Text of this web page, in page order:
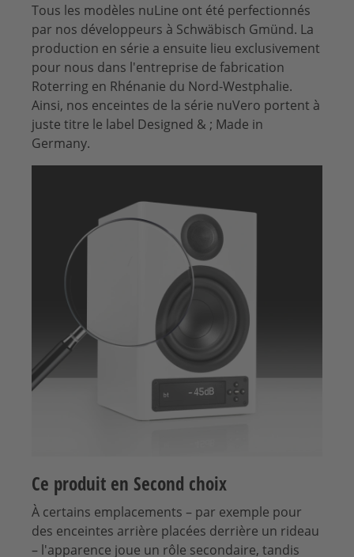
Tous les modèles nuLine ont été perfectionnés
par nos développeurs à Schwäbisch Gmünd. La
production en série a ensuite lieu exclusivement
pour nous dans l'entreprise de fabrication
Roterring en Rhénanie du Nord-Westphalie.
Ainsi, nos enceintes de la série nuVero portent à
juste titre le label Designed & ; Made in
Germany.
Ce produit en Second choix
À certains emplacements – par exemple pour
des enceintes arrière placées derrière un rideau
– l'apparence joue un rôle secondaire, tandis